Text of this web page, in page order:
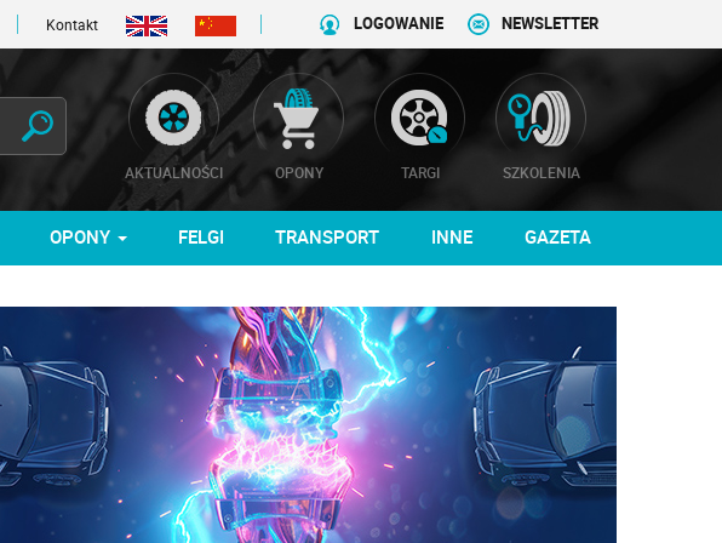
Kontakt NEWSLETTER
LOGOWANIE
AKTUALNOŚCI OPONY TARGI SZKOLENIA
OPONY FELGI TRANSPORT INNE GAZETA